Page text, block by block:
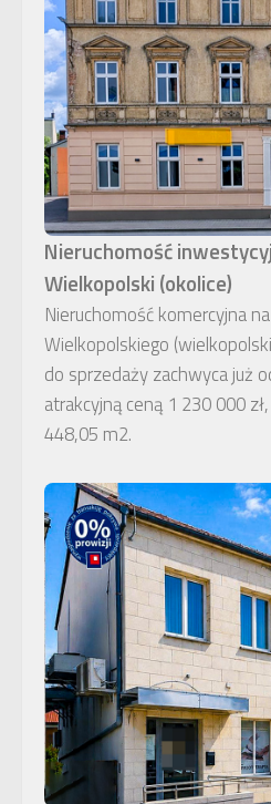
Nieruchomość
Wielkopolski (okolice)
Nieruchomość komercyjna
Wielkopolskiego
do sprzedaży zachwyca już
atrakcyjną ceną 1 230 000
448,05 m2.